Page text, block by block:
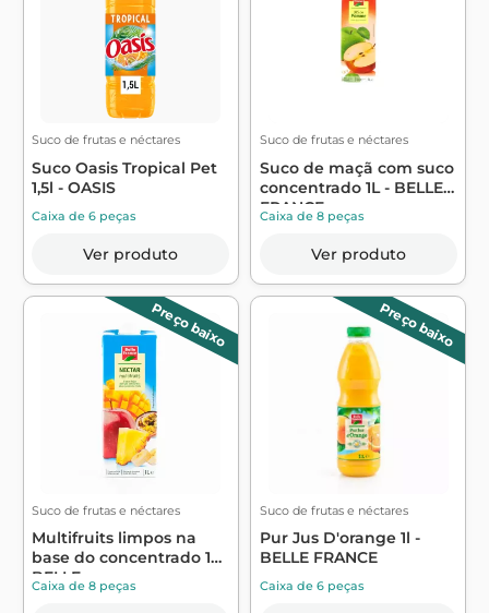
Suco de frutas e néctares
Suco Oasis Tropical Pet
1,5l - OASIS
Caixa de 6 peças
Ver produto
Suco de frutas e néctares
Suco de maçã com suco
concentrado 1L - BELLE
FRANCE
Caixa de 8 peças
Ver produto
Preço baixo
Suco de frutas e néctares
Multifruits limpos na
base do concentrado 1L -
BELLE ...
Caixa de 8 peças
Preço baixo
Suco de frutas e néctares
Pur Jus D'orange 1l -
BELLE FRANCE
Caixa de 6 peças